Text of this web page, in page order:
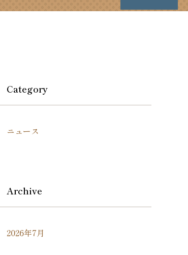
Category
ニュース
Archive
2026年7月